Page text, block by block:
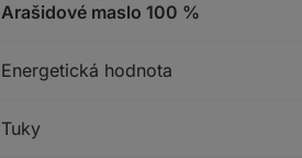
Arašidové maslo 100 %
Energetická hodnota
Tuky